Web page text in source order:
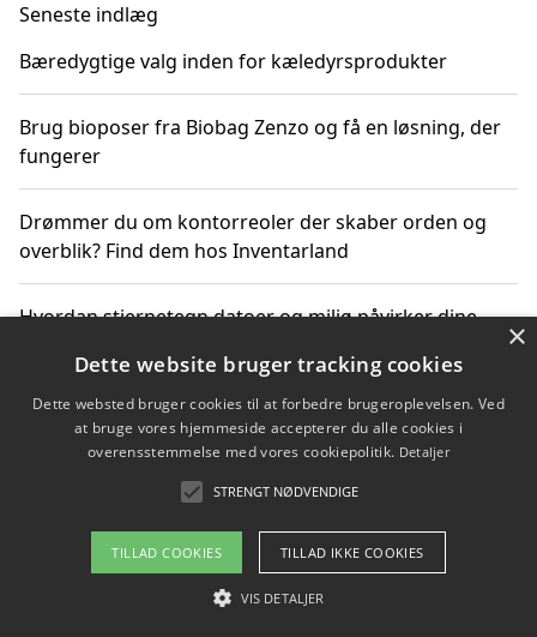
Seneste indlæg
Bæredygtige valg inden for kæledyrsprodukter
Brug bioposer fra Biobag Zenzo og få en løsning, der
fungerer
Drømmer du om kontorreoler der skaber orden og
overblik? Find dem hos Inventarland
Hvordan stjernetegn datoer og miljø påvirker dine
Bæredygtige gadgets til en grønnere hverdag
Om / kontakt
Blog Betingelser
×
Dette website bruger tracking cookies
Dette websted bruger cookies til at forbedre brugeroplevelsen. Ved
at bruge vores hjemmeside accepterer du alle cookies i
overensstemmelse med vores cookiepolitik. Detaljer
STRENGT NØDVENDIGE
TILLAD COOKIES TILLAD IKKE COOKIES
VIS DETALJER